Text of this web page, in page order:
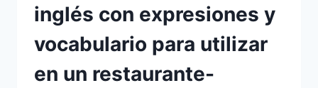
inglés con expresiones y
vocabulario para utilizar
en un restaurante-